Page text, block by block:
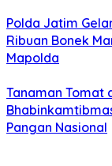
Polda Jatim
Ribuan Bonek
Mapolda
Tanaman Tomat
Pangan Nasional